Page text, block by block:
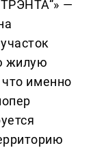
—
жилую
что именно